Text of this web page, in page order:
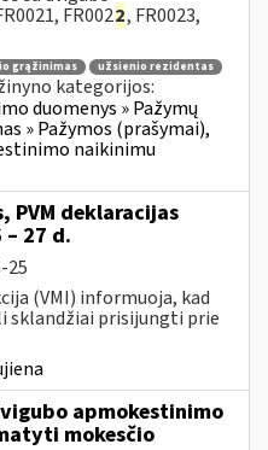
FR0022, FR0023,
grąžinimas
užsienio rezidentas
kategorijos:
duomenys » Pažymų
» Pažymos (prašymai),
naikinimu
PVM deklaracijas
27 d.
25
(VMI) informuoja, kad
sklandžiai prisijungti prie
apmokestinimo
mokesčio